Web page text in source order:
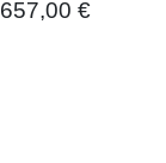
657,00 €